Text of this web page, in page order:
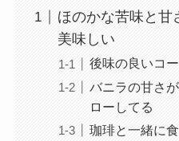
ほのかな苦味と甘
美味しい
後味の良いコ
バニラの甘さ
ローしてる
珈琲と一緒に